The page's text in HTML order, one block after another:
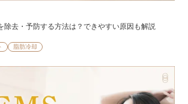
除去・予防する方法は？できやすい原因も解説
脂肪冷却